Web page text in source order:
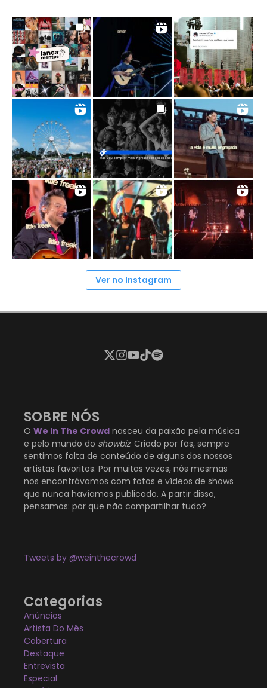
Ver no Instagram
SOBRE NÓS
O We In The Crowd nasceu da paixão pela música
e pelo mundo do showbiz. Criado por fãs, sempre
sentimos falta de conteúdo de alguns dos nossos
artistas favoritos. Por muitas vezes, nós mesmas
nos encontrávamos com fotos e vídeos de shows
que nunca havíamos publicado. A partir disso,
pensamos: por que não compartilhar tudo?
Tweets by @weinthecrowd
Categorias
Anúncios
Artista Do Mês
Cobertura
Destaque
Entrevista
Especial